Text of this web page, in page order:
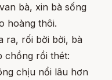
bà, xin bà sống
hoàng thôi.
ra, rối bời bời, bà
chồng rồi thét:
chịu nổi lâu hơn